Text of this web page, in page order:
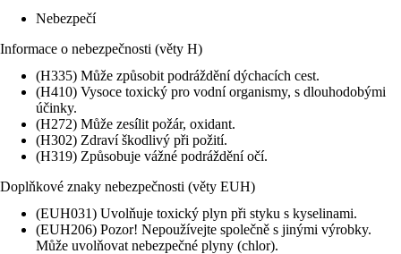
Nebezpečí
Informace o nebezpečnosti (věty H)
(H335) Může způsobit podráždění dýchacích cest.
(H410) Vysoce toxický pro vodní organismy, s dlouhodobými
účinky.
(H272) Může zesílit požár, oxidant.
(H302) Zdraví škodlivý při požití.
(H319) Způsobuje vážné podráždění očí.
Doplňkové znaky nebezpečnosti (věty EUH)
(EUH031) Uvolňuje toxický plyn při styku s kyselinami.
(EUH206) Pozor! Nepoužívejte společně s jinými výrobky.
Může uvolňovat nebezpečné plyny (chlor).